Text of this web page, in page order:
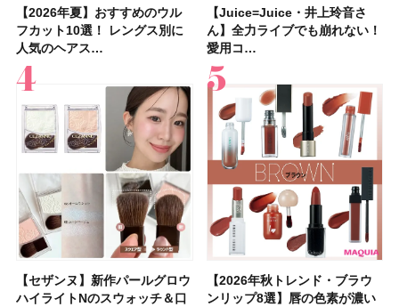
【2026年夏】おすすめのウル
フカット10選！ レングス別に
人気のヘアス…
【Juice=Juice・井上玲音さ
ん】全力ライブでも崩れない！
愛用コ…
【セザンヌ】新作パールグロウ
ハイライトNのスウォッチ＆口
【2026年秋トレンド・ブラウ
ンリップ8選】唇の色素が濃い
【石井美保さん】おすすめの
「ブライトニング」11選！ ス
キンケアからサプ…
【2026夏】「大人のニキビケ
ア」ランキングTOP5！＜マキ
アビューティ…
【クリスマスコフレ2026】ク
リニークのホリデーコフレを一
【クリスマスコフレ2026】ポ
ーラ「B.A」から、冬の特別コ
【Juice=Juice・井上玲音さ
ん】全力ライブでも崩れない！
愛用コ…
【セザンヌ】新作パールグロウ
ハイライトNのスウォッチ＆口
コミを紹介！ ツ…
【2026年秋トレンド・ブラウ
ンリップ8選】唇の色素が濃い
【2026年最新】落ちないアイ
ブロウおすすめ18選！ 汗に強
【2026年】ボディ用日焼け止
めUVのおすすめ20選！ この夏
注目の人気…
【クリスマスコフレ2026】
HACCIのホリデーギフトが豪華
すぎると話題…
【クリスマスコフレ2026】ハ
ウス オブ ローゼは今年もムー
【ニベア】美容液リップクリー
ム＆ボディスクラブが新登場！
【板野友美さんの美活】「実は
うねりやすいクセ毛なんです」
美しいロングヘア…
【美容系・伊能忠敬界隈】目指
すは日本縦断！ 山之内すずさ
んが100km歩…
【石井美保さんのおすすめお菓
子＆お茶10選】手土産にもぴっ
【美容系・伊能忠敬界隈】上西
星来さんは5年間1日1万歩を継
【2026年夏】40代におすすめ
の髪型30選！ 若く見える・手
入れが楽な…
【2026年夏】おすすめの髪型
36選！ショート・ボブ・ミディ
アム・ロング…
【最新】髪のうねり・広がり・
くせ毛におすすめのシャンプー
【2026年夏】小顔に見えるボ
ブの髪型37選！ レイヤー・切
【フォロー＆いいねで当たる】
中国割烹旅館 掬水亭の宿泊券
を1組2名様にプ…
【鈴木えみさんの愛用品30選】
コスメ・スキンケア・ヘアケア
etc.お気に…
【読者プレゼント】羽の見えな
いハンディファン
【2026年8月の一粒万倍日】お
すすめの開運コスメ＆美容アイ
【新色追加】セザンヌ「ウォー
タリーティントリップ」全色レ
ビュー｜イエベ・…
【セザンヌ】8/7新色追加！
「ウォータリーティントリップ
」10モモピュ…
【セザンヌ】「ブライトカラー
シーラー」新色グリーンが8/7
【ルナソルアイシャドウ】アイ
カラーレーションN新色・限定